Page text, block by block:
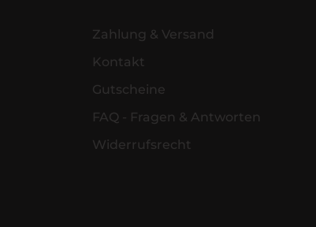
Zahlung & Versand
Kontakt
Gutscheine
FAQ - Fragen & Antworten
Widerrufsrecht